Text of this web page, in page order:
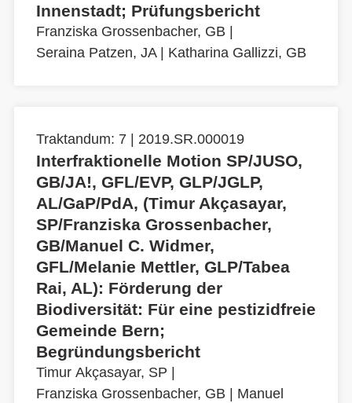
Innenstadt; Prüfungsbericht
Franziska Grossenbacher, GB
Seraina Patzen, JA| Katharina Gallizzi, GB
Traktandum: 7 | 2019.SR.000019
Interfraktionelle Motion SP/JUSO,
GB/JA!, GFL/EVP, GLP/JGLP,
AL/GaP/PdA, (Timur Akçasayar,
SP/Franziska Grossenbacher,
GB/Manuel C. Widmer,
GFL/Melanie Mettler, GLP/Tabea
Rai, AL): Förderung der
Biodiversität: Für eine pestizidfreie
Gemeinde Bern;
Begründungsbericht
Timur Akçasayar, SP
Franziska Grossenbacher, GB
Manuel